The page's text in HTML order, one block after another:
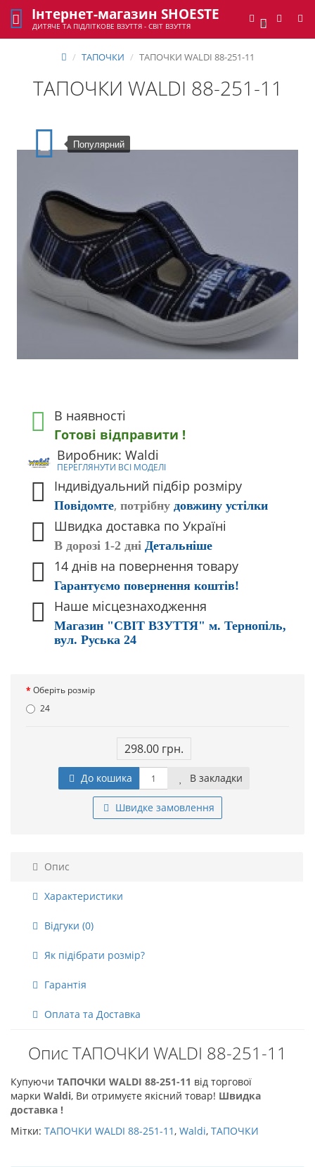
0
Інтернет-магазин SHOESTE
ДИТЯЧЕ ТА ПІДЛІТКОВЕ ВЗУТТЯ - СВІТ ВЗУТТЯ
ТАПОЧКИ ТАПОЧКИ WALDI 88-251-11
ТАПОЧКИ WALDI 88-251-11
Популярний
В наявності
Готові відправити !
Виробник: Waldi
ПЕРЕГЛЯНУТИ ВСІ МОДЕЛІ
Індивідуальний підбір розміру
Повідомте, потрібну довжину устілки
Швидка доставка по Україні
В дорозі 1-2 дні Детальніше
14 днів на повернення товару
Гарантуємо повернення коштів!
Наше місцезнаходження
Магазин "СВІТ ВЗУТТЯ" м. Тернопіль,
вул. Руська 24
Оберіть розмір
24
298.00 грн.
До кошика В закладки
Швидке замовлення
Опис
Характеристики
Відгуки (0)
Як підібрати розмір?
Гарантія
Оплата та Доставка
Опис ТАПОЧКИ WALDI 88-251-11
Купуючи ТАПОЧКИ WALDI 88-251-11 від торгової
марки Waldi, Ви отримуєте якісний товар! Швидка
доставка !
Мітки: ТАПОЧКИ WALDI 88-251-11, Waldi, ТАПОЧКИ